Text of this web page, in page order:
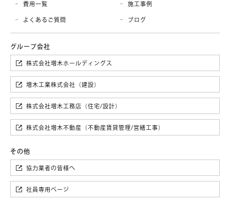
費用一覧 施工事例
よくあるご質問 ブログ
株式会社増木ホールディングス
増木工業株式会社（建設）
株式会社増木工務店（住宅/設計）
株式会社増木不動産（不動産賃貸管理/営繕工事）
協力業者の皆様へ
社員専用ページ